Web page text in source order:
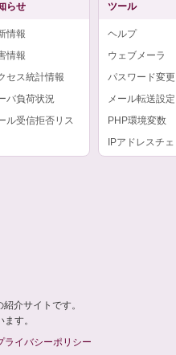
らせ
情報
情報
セス統計情報
バ負荷状況
ル受信拒否リス
ツール
ヘルプ
ウェブメーラ
パスワード変更
メール転送設定
PHP環境変数
IPアドレスチェ
介サイトです。
す。
ライバシーポリシー